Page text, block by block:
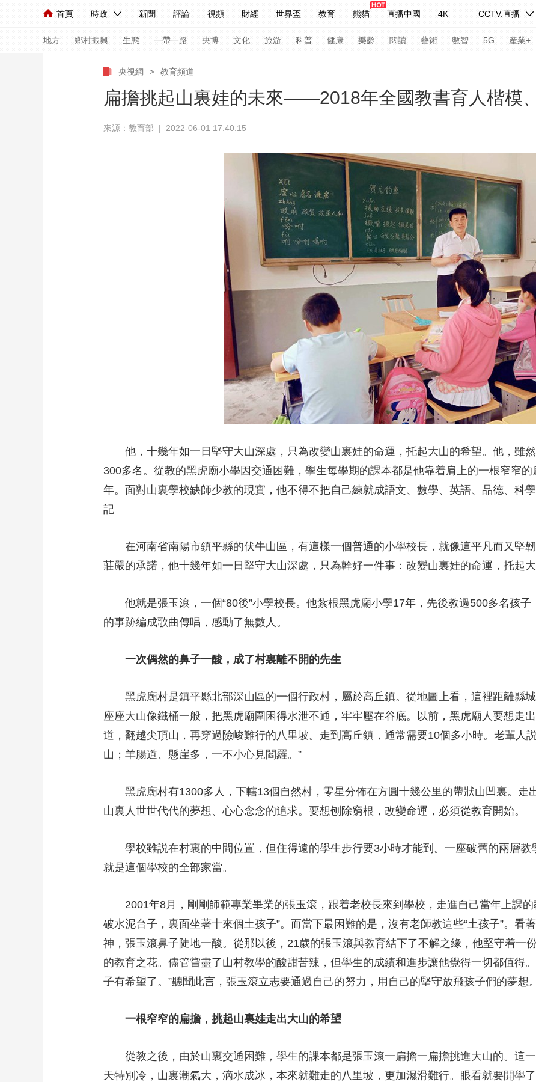
首頁 時政 新聞 評論 視頻 財經 世界盃 教育 熊貓 直播中國 4K CCTV.直播
人民領袖習近平 聯播+ 中國領導人 央視快評 習式妙語 熱解讀 天天學習
直播 片庫 欄目大全 節目單 聽音 微視頻 主持人 下載央視影音
海外頻道 iPanda English Монгол
地方 鄉村振興 生態 一帶一路 央博 文化 旅游 科普 健康 樂齡 閱讀 藝術 數智 5G 産業+
天天學習 習式妙語 央視快評 央視網評
熊貓頻道 4K專區 全景新聞
藍海中國 新兵請入列 人生第一次 人生第二次
2026年冬奧會 CBA NBA 中超 國足 國際足球
生活體育大會 體育江湖 文化體育 冰雪道路 足球道路
一帶一路 央博 非遺 文化 科普 健康 樂齡 閱讀
雲頂對話 超級工廠 智敬中國 全民健康 顏選攻略 海洋
欄目 片庫 收視榜 總台企業白名單
央視網 > 教育頻道
扁擔挑起山裏娃的未來——2018年全國教書育人楷模
來源：教育部 | 2022-06-01 17:40:15
他，十幾年如一日堅守大山深處，只為改變山裏娃的命運，托起大山的希望。他，雖
300多名。從教的黑虎廟小學因交通困難，學生每學期的課本都是他靠着肩上的一根窄窄
年。面對山裏學校缺師少教的現實，他不得不把自己練就成語文、數學、英語、品德、科
記
在河南省南陽市鎮平縣的伏牛山區，有這樣一個普通的小學校長，就像這平凡而又堅
莊嚴的承諾，他十幾年如一日堅守大山深處，只為幹好一件事：改變山裏娃的命運，托
他就是張玉滾，一個“80後”小學校長。他紮根黑虎廟小學17年，先後教過500多名孩子
的事跡編成歌曲傳唱，感動了無數人。
一次偶然的鼻子一酸，成了村裏離不開的先生
黑虎廟村是鎮平縣北部深山區的一個行政村，屬於高丘鎮。從地圖上看，這裡距離縣
座座大山像鐵桶一般，把黑虎廟圍困得水泄不通，牢牢壓在谷底。以前，黑虎廟人要想走
道，翻越尖頂山，再穿過險峻難行的八里坡。走到高丘鎮，通常需要10個多小時。老輩人
山；羊腸道、懸崖多，一不小心見閻羅。”
黑虎廟村有1300多人，下轄13個自然村，零星分佈在方圓十幾公里的帶狀山凹裏。走
山裏人世世代代的夢想、心心念念的追求。要想刨除窮根，改變命運，必須從教育開始。
學校雖説在村裏的中間位置，但住得遠的學生步行要3小時才能到。一座破舊的兩層教
就是這個學校的全部家當。
2001年8月，剛剛師範專業畢業的張玉滾，跟着老校長來到學校，走進自己當年上課的
破水泥台子，裏面坐著十來個土孩子”。而當下最困難的是，沒有老師教這些“土孩子”。看
神，張玉滾鼻子陡地一酸。從那以後，21歲的張玉滾與教育結下了不解之緣，他堅守着一
的教育之花。儘管嘗盡了山村教學的酸甜苦辣，但學生的成績和進步讓他覺得一切都值得
子有希望了。”聽聞此言，張玉滾立志要通過自己的努力，用自己的堅守放飛孩子們的夢想
一根窄窄的扁擔，挑起山裏娃走出大山的希望
從教之後，由於山裏交通困難，學生的課本都是張玉滾一扁擔一扁擔挑進大山的。這
天特別冷，山裏潮氣大，滴水成冰，本來就難走的八里坡，更加濕滑難行。眼看就要開學